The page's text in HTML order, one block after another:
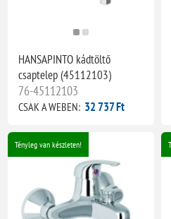
HANSAPINTO kádtöltő
csaptelep (45112103)
76-45112103
CSAK A WEBEN: 32 737 Ft
Tényleg van készleten!